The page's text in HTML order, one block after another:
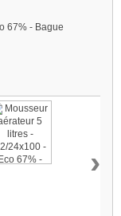
67% - Bague
›